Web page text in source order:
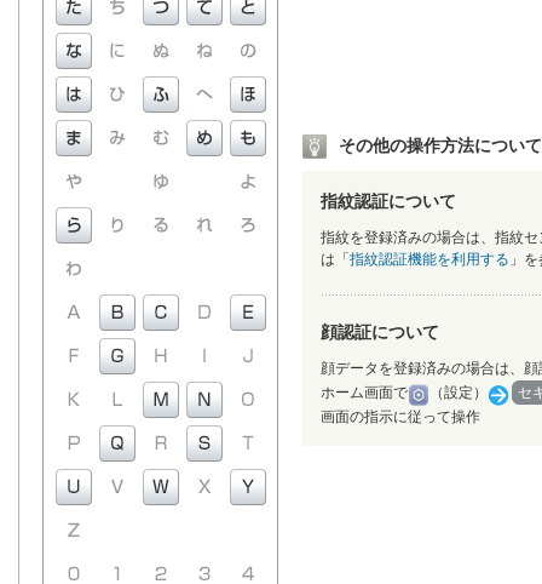
その他の操作方法について
指紋認証について
指紋を登録済みの場合は、指紋
は「指紋認証機能を利用する 」
顔認証について
顔データを登録済みの場合は、
ホーム画面で
（設定）
セ
画面の指示に従って操作